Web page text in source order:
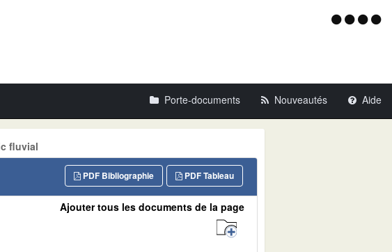
Menu
Porte-documents Nouveautés Aide
fluvial
PDF Tableau
PDF Bibliographie
Ajouter tous les documents de la page